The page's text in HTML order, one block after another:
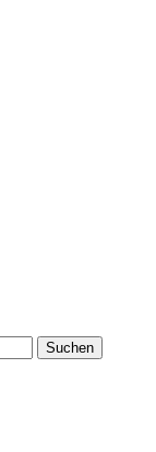
Suchen